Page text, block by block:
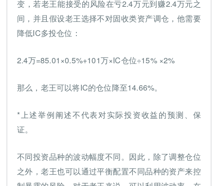
变，若老王能接受的风险在亏2.4万元到赚2.4万元之
间，并且假设老王选择不对固收类资产调仓，他需要
降低IC多投仓位：
2.4万=85.01×0.5%+101万×IC仓位÷15% ×2%
那么，老王可以将IC的仓位降至14.66%。
*上述举例阐述不代表对实际投资收益的预测、保
证。
不同投资品种的波动幅度不同。因此，除了调整仓位
之外，老王也可以通过平衡配置不同品种的资产来控